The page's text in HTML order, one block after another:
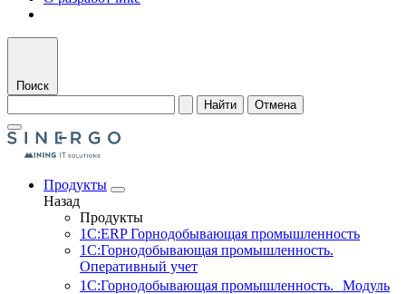
Поиск
Найти
Отмена
Продукты
Назад
Продукты
1С:ERP Горнодобывающая промышленность
1С:Горнодобывающая промышленность.
Оперативный учет
1С:Горнодобывающая промышленность. Модуль